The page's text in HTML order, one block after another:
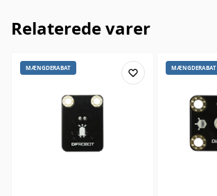
Relaterede varer
MÆNGDERABAT MÆNGDERABAT